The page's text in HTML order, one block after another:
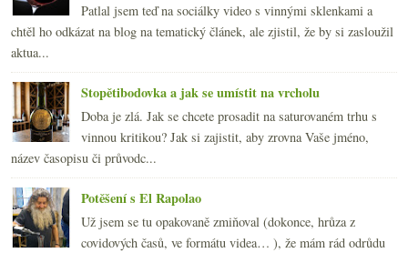
Patlal jsem teď na sociálky video s vinnými sklenkami a
chtěl ho odkázat na blog na tematický článek, ale zjistil, že by si zasloužil
aktua...
Stopětibodovka a jak se umístit na vrcholu
Doba je zlá. Jak se chcete prosadit na saturovaném trhu s
vinnou kritikou? Jak si zajistit, aby zrovna Vaše jméno,
název časopisu či průvodc...
Potěšení s El Rapolao
Už jsem se tu opakovaně zmiňoval (dokonce, hrůza z
covidových časů, ve formátu videa… ), že mám rád odrůdu